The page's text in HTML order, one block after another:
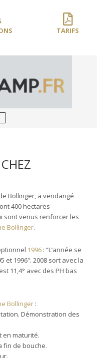
TARIFS
Bollinger, a vendangé
400 hectares
sont venus renforcer les
Bollinger.
1996 : “L’année se
et 1996″. 2008 sort avec la
11,4° avec des PH bas
Bollinger :
Démonstration des
en maturité.
fin de bouche.